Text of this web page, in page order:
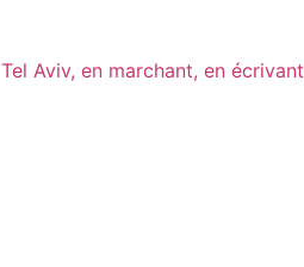
Tel Aviv, en marchant, en écrivant